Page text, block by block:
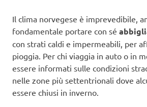
Il clima norvegese è imprevedibile,
fondamentale portare con sé
con strati caldi e impermeabili, per
pioggia. Per chi viaggia in auto o in
essere informati sulle condizioni
nelle zone più settentrionali dove
essere chiusi in inverno.